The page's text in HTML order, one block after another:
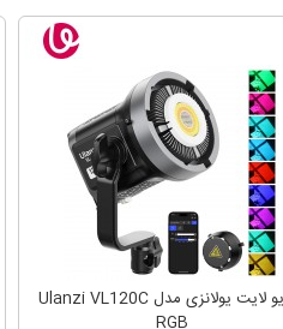
ویدیو لایت یولانزی مدل Ulanzi VL120C
RGB